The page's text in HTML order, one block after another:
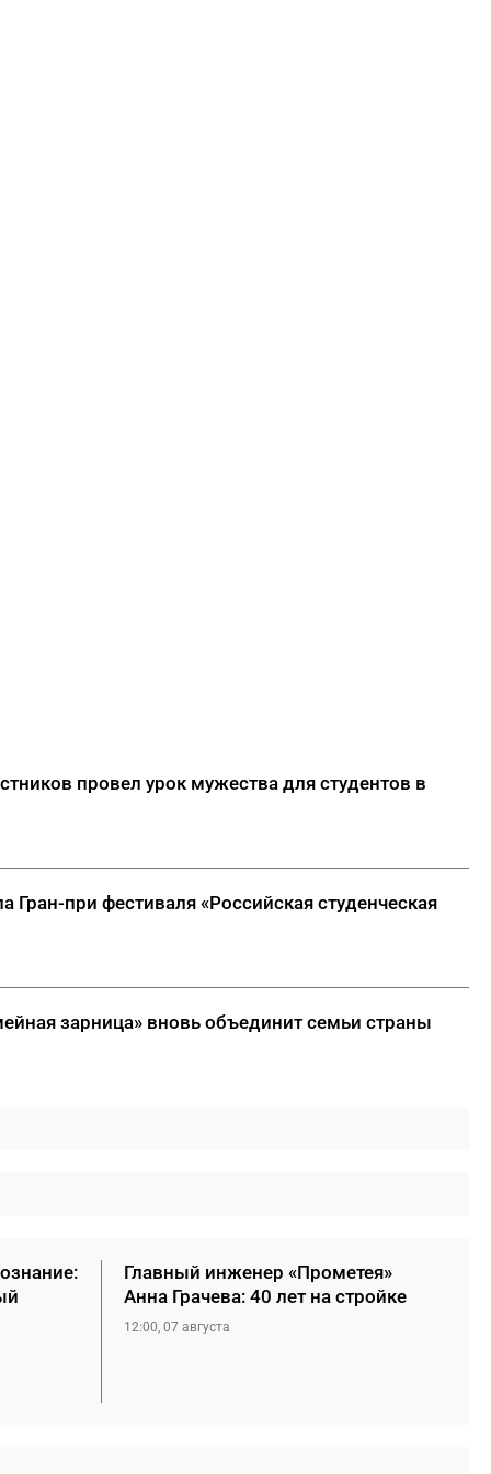
провел урок мужества для студентов в
Гран-при фестиваля «Российская студенческая
зарница» вновь объединит семьи страны
Главный инженер «Прометея»
Анна Грачева: 40 лет на стройке
12:00, 07 августа